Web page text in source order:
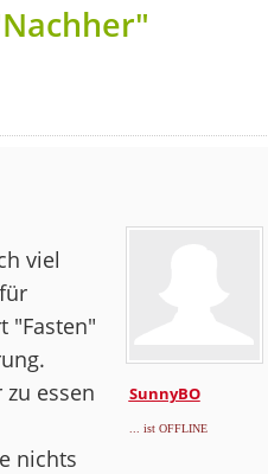
SunnyBO
... ist OFFLINE
viel
"Fasten"
essen
nichts